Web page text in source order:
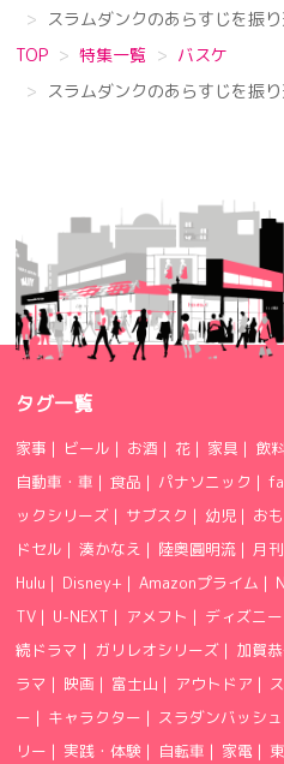
スラムダンクのあらすじを振
TOP
特集一覧
バスケ
スラムダンクのあらすじを振
タグ一覧
家事 | ビール | お酒 | 花 | 家具 | 飲
自動車・車 |食品 | パナソニック |
ックシリーズ | サブスク | 幼児 | お
ドセル |湊かなえ | 陸奥圓明流 |月
Hulu | Disney+ |Amazonプライム |
TV | U-NEXT | アメフト | ディズニー
続ドラマ | ガリレオシリーズ | 加賀
ラマ | 映画 | 富士山 | アウトドア |
ー | キャラクター | スラダンバッシュ
リー | 実践・体験 | 自転車 | 家電 |